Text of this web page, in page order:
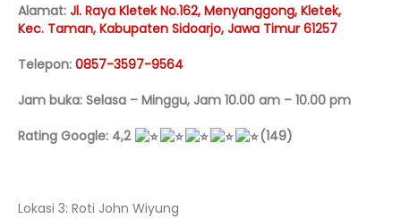
Alamat: Jl. Raya Kletek No.162, Menyanggong, Kletek,
Kec. Taman, Kabupaten Sidoarjo, Jawa Timur 61257
Telepon: 0857-3597-9564
Jam buka: Selasa – Minggu, Jam 10.00 am – 10.00 pm
Rating Google: 4,2
(149)
Lokasi 3: Roti John Wiyung